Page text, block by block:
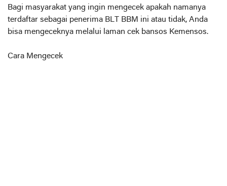
Bagi masyarakat yang ingin mengecek apakah namanya
terdaftar sebagai penerima BLT BBM ini atau tidak, Anda
bisa mengeceknya melalui laman cek bansos Kemensos.
Cara Mengecek